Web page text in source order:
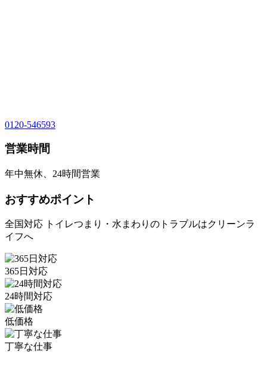
0120-546593
営業時間
年中無休、24時間営業
おすすめポイント
全国対応 トイレつまり・水まわりのトラブルはクリーンラ
イフへ
365日対応
24時間対応
低価格
丁寧な仕事